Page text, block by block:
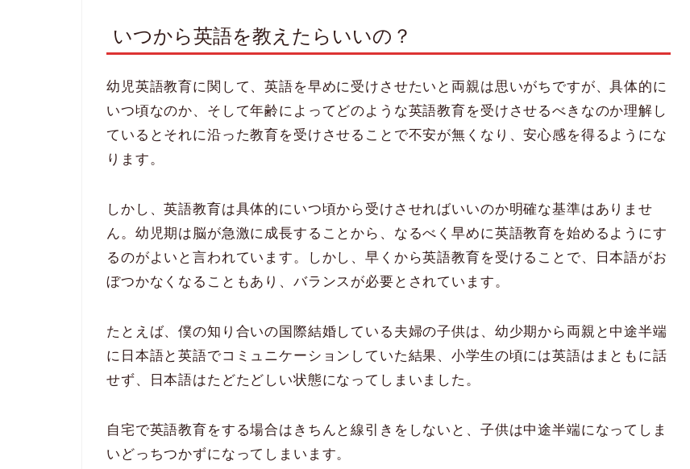
いつから英語を教えたらいいの？
幼児英語教育に関して、英語を早めに受けさせたいと両親は思いがちですが、具体的に
いつ頃なのか、そして年齢によってどのような英語教育を受けさせるべきなのか理解し
ているとそれに沿った教育を受けさせることで不安が無くなり、安心感を得るようにな
ります。
しかし、英語教育は具体的にいつ頃から受けさせればいいのか明確な基準はありませ
ん。幼児期は脳が急激に成長することから、なるべく早めに英語教育を始めるようにす
るのがよいと言われています。しかし、早くから英語教育を受けることで、日本語がお
ぼつかなくなることもあり、バランスが必要 とされています。
たとえば、僕の知り合いの国際結婚している夫婦の子供は、幼少期から両親と中途半端
に日本語と英語でコミュニケーションしていた結果、小学生の頃には英語はまともに話
せず、日本語はたどたどしい状態になってしまいました。
自宅で英語教育をする場合はきちんと線引きをしないと、子供は中途半端になってしま
いどっちつかずになってしまいます。